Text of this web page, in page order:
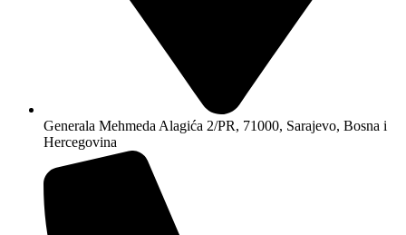
Generala Mehmeda Alagića 2/PR, 71000, Sarajevo, Bosna i
Hercegovina